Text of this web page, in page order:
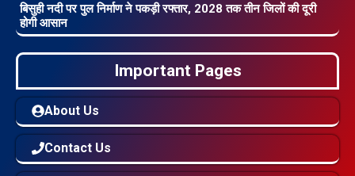
बिसुही नदी पर पुल निर्माण ने पकड़ी रफ्तार, 2028 तक तीन जिलों की दूरी
होगी आसान
Important Pages
About Us
Contact Us